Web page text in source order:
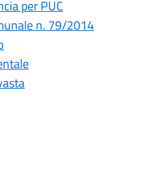
per PUC
n. 79/2014